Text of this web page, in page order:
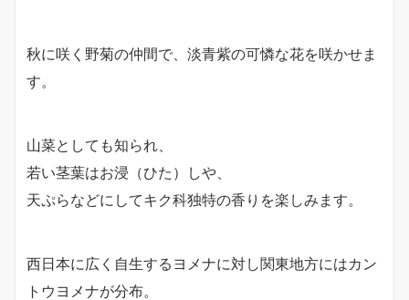
秋に咲く野菊の仲間で、淡青紫の可憐な花を咲かせま
す。
山菜としても知られ、
若い茎葉はお浸（ひた）しや、
天ぷらなどにしてキク科独特の香りを楽しみます。
西日本に広く自生するヨメナに対し関東地方にはカン
トウヨメナが分布。